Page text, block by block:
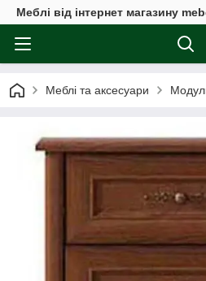
Меблі від інтернет магазину
Меблі та аксесуари